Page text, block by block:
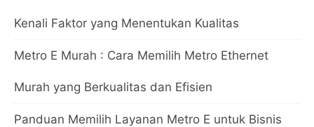
Kenali Faktor yang Menentukan Kualitas
Metro E Murah : Cara Memilih Metro Ethernet
Murah yang Berkualitas dan Efisien
Panduan Memilih Layanan Metro E untuk Bisnis